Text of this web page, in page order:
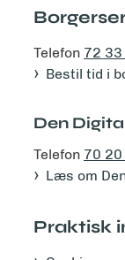
Telefon 72
Bestil tid i
Den
Telefon 70
Læs om
Praktisk